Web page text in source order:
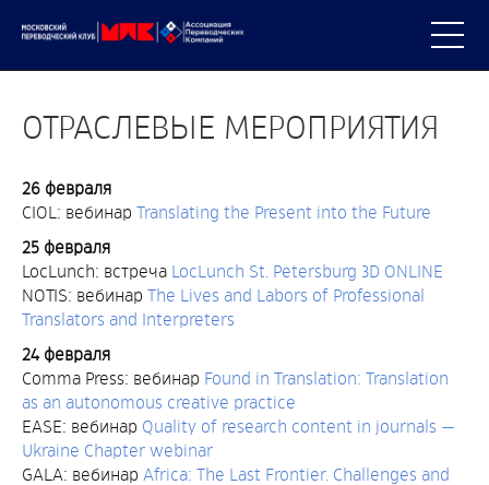
ОТРАСЛЕВЫЕ МЕРОПРИЯТИЯ
26 февраля
CIOL: вебинар Translating the Present into the Future
25 февраля
LocLunch: встреча
LocLunch St. Petersburg 3D ONLINE
NOTIS: вебинар The Lives and Labors of Professional
Translators and Interpreters
24 февраля
Comma Press: вебинар Found in Translation: Translation
as an autonomous creative practice
EASE: вебинар Quality of research content in journals —
Ukraine Chapter webinar
GALA: вебинар Africa: The Last Frontier. Challenges and